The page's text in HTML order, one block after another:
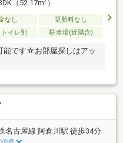
（52.17m ）
なし
更新料なし
イレ別 駐車場(近隣含)
能です☆お部屋探しはアッ
名古屋線 阿倉川駅 徒歩34分
交通